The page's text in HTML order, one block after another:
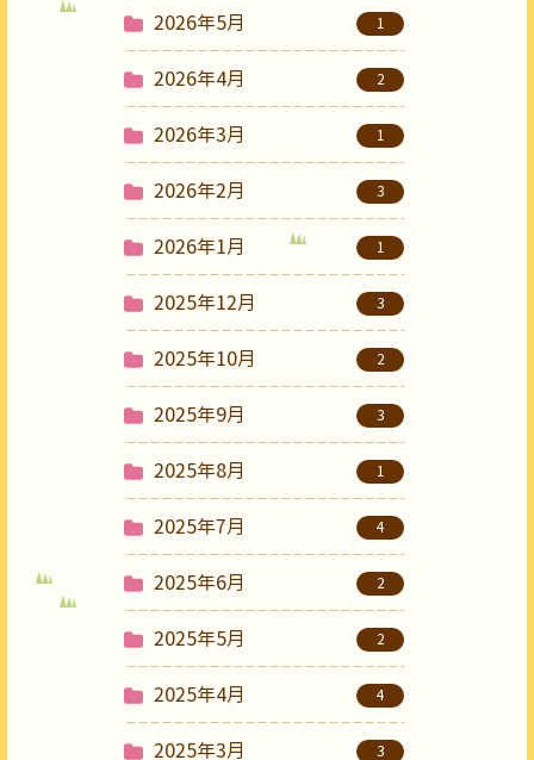
2026年5月 1
2026年4月 2
2026年3月 1
2026年2月 3
2026年1月 1
2025年12月 3
2025年10月 2
2025年9月 3
2025年8月 1
2025年7月 4
2025年6月 2
2025年5月 2
2025年4月 4
2025年3月 3